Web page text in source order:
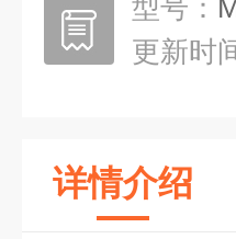
型号：
更新时
详情介绍